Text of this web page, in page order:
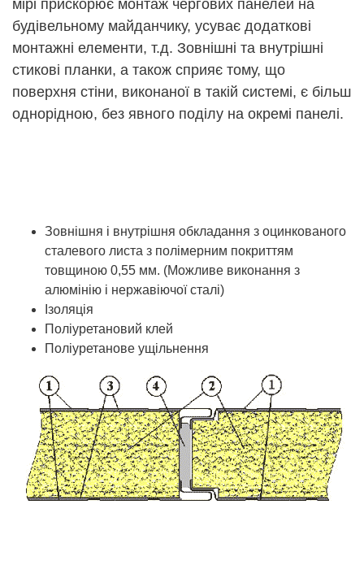
мірі прискорює монтаж чергових панелей на
будівельному майданчику, усуває додаткові
монтажні елементи, т.д. Зовнішні та внутрішні
стикові планки, а також сприяє тому, що
поверхня стіни, виконаної в такій системі, є більш
однорідною, без явного поділу на окремі панелі.
Зовнішня і внутрішня обкладання з оцинкованого
сталевого листа з полімерним покриттям
товщиною 0,55 мм. (Можливе виконання з
алюмінію і нержавіючої сталі)
Ізоляція
Поліуретановий клей
Поліуретанове ущільнення